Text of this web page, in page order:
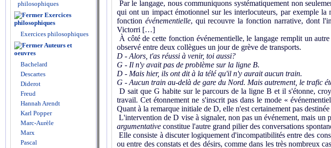
philosophiques
Exercices
philosophiques
Exercices philosophiques
Auteurs et
oeuvres
Bachelard
Descartes
Diderot
Freud
Hannah Arendt
Karl Popper
Marc-Aurèle
Marx
Pascal
Par le langage, nous communiquons systématiquement non
qui ont un impact émotionnel sur les interlocuteurs, par exemple
fonction événementielle, qui recouvre la fonction narrative, dont
Victorri […]
À côté de cette fonction événementielle, le langage remplit un
observé entre deux collègues un jour de grève de transports.
D - Alors, t'as réussi à venir, toi aussi?
G - Il n'y avait pas de problème sur la ligne B.
D - Mais hier, ils ont dit à la télé qu'il n'y aurait aucun train.
G - Aucun train au-delà de gare du Nord. Mais autrement, le trafic
D sait que G habite sur le parcours de la ligne B et il s'étonne,
travail. Cet étonnement ne s'inscrit pas dans le mode «
Quant à la remarque initiale de D, elle n'est certainement pas
L'intervention de D vise à signaler, non pas un événement, mais un
argumentative constitue l'autre grand pilier des conversations
Elle consiste à discuter logiquement d'incompatibilités entre des
ou entre des constats et des désirs, comme dans les très nombreux